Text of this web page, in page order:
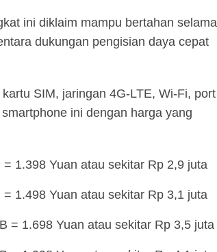
ini diklaim mampu bertahan selama
dukungan pengisian daya cepat
SIM, jaringan 4G-LTE, Wi-Fi, port
ini dengan harga yang
1.398 Yuan atau sekitar Rp 2,9 juta
1.498 Yuan atau sekitar Rp 3,1 juta
= 1.698 Yuan atau sekitar Rp 3,5 juta